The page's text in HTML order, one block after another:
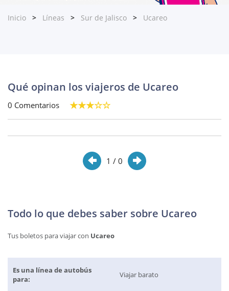
Inicio Líneas Sur de Jalisco Ucareo
Qué opinan los viajeros de Ucareo
0 Comentarios
1 / 0
Todo lo que debes saber sobre Ucareo
Tus boletos para viajar con Ucareo
Es una línea de autobús
para:
Viajar barato